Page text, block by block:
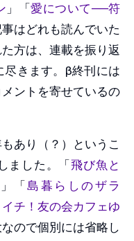
」「愛について──符
はどれも読んでいた
方は、連載を振り返
尽きます。β終刊には
ントを寄せているの
あり（？）というこ
ました。「飛び魚と
」「島暮らしのザラ
イチ！友の会カフェゆ
ので個別には省略し